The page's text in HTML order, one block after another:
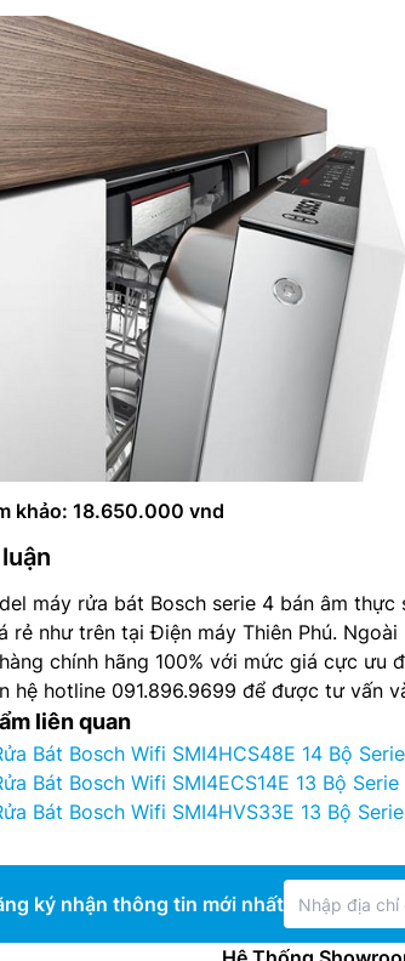
khảo: 18.650.000 vnd
máy rửa bát Bosch serie 4 bán âm
rẻ như trên tại Điện máy Thiên Phú.
chính hãng 100% với mức giá cực ưu
hệ hotline 091.896.9699 để được tư vấn
liên quan
Bát Bosch Wifi SMI4HCS48E 14 Bộ
Bát Bosch Wifi SMI4ECS14E 13 Bộ Serie
Bát Bosch Wifi SMI4HVS33E 13 Bộ
ký nhận thông tin mới nhất